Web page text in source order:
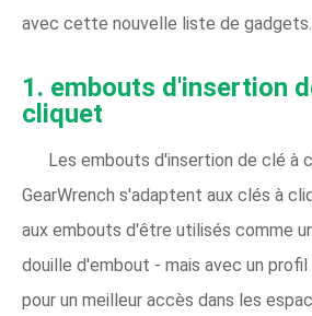
avec cette nouvelle liste de gadgets.
1. embouts d'insertion
cliquet
Les embouts d'insertion de clé à
GearWrench s'adaptent aux clés à
aux embouts d'être utilisés comme
douille d'embout - mais avec un profil
pour un meilleur accès dans les